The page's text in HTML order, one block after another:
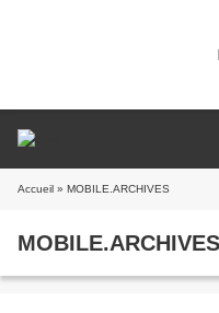
Accueil » MOBILE.ARCHIVES
MOBILE.ARCHIVES